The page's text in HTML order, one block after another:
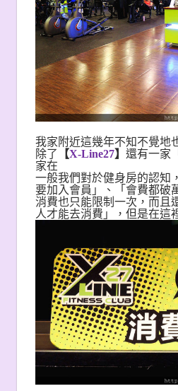
我家附近這幾年不知不覺地
除了 【X-Line27】 還有一家
家在
一般我們對於健身房的認知
要加入會員」、「會費都破
消費也只能限制一次，而且
人才能去消費」，但是在這